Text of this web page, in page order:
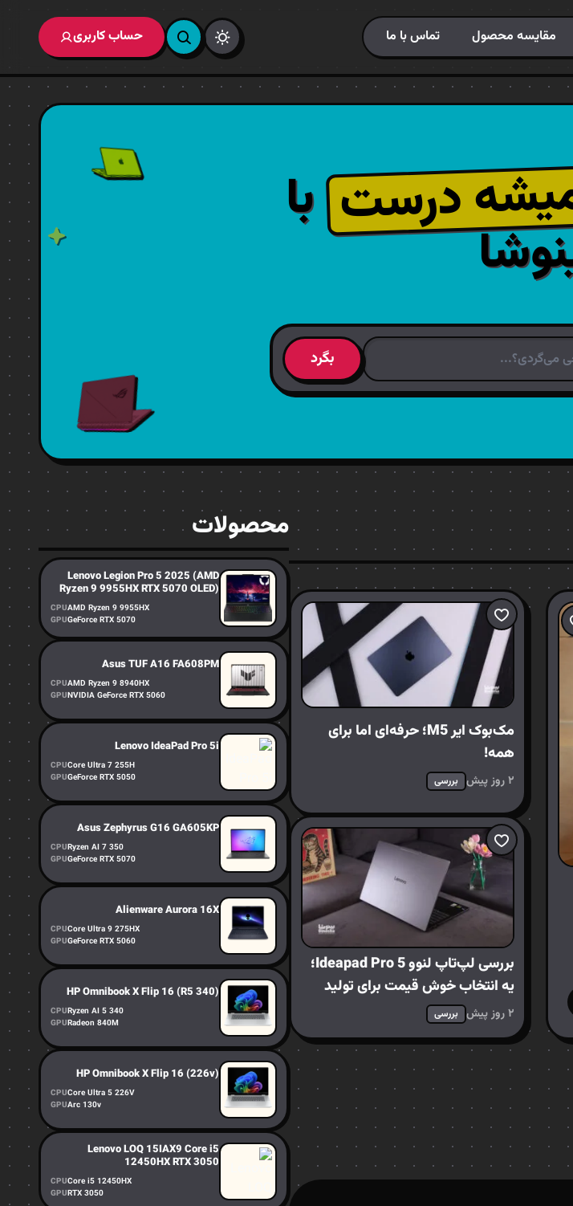
مقایسه محصول تماس با ما حساب کاربری
درستبا
بگرد
مک‌بوک ایر M5؛ حرفه‌ای اما برای
همه!
۲ روز پیش بررسی
بررسی لپ‌تاپ لنوو Ideapad Pro 5؛
یه انتخاب خوش قیمت برای تولید
محتوا
۲ روز پیش بررسی
محصولات
Lenovo Legion Pro 5 2025 (AMD
Ryzen 9 9955HX RTX 5070 OLED)
CPUAMD Ryzen 9 9955HX
GPUGeForce RTX 5070
Asus TUF A16 FA608PM
CPUAMD Ryzen 9 8940HX
GPUNVIDIA GeForce RTX 5060
Lenovo IdeaPad Pro 5i
CPUCore Ultra 7 255H
GPUGeForce RTX 5050
Asus Zephyrus G16 GA605KP
CPURyzen AI 7 350
GPUGeForce RTX 5070
Alienware Aurora 16X
CPUCore Ultra 9 275HX
GPUGeForce RTX 5060
HP Omnibook X Flip 16 (R5 340)
CPURyzen AI 5 340
GPURadeon 840M
HP Omnibook X Flip 16 (226v)
CPUCore Ultra 5 226V
GPUArc 130v
Lenovo LOQ 15IAX9 Core i5
12450HX RTX 3050
CPUCore i5 12450HX
GPURTX 3050